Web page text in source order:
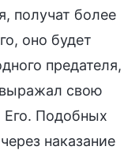
получат более
оно будет
предателя,
выражал свою
Его. Подобных
наказание